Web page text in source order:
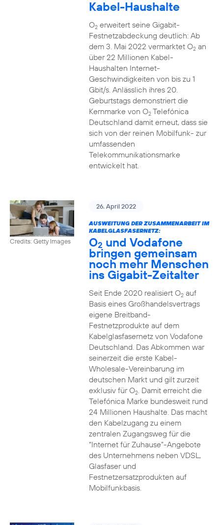
Kabel-Haushalte
O2erweitert seine Gigabit-
Festnetzabdeckung deutlich: Ab
dem 3. Mai 2022 vermarktet O2an
über 22 Millionen Kabel-
Haushalten Internet-
Geschwindigkeiten von bis zu 1
Gbit/s. Anlässlich ihres 20.
Geburtstags demonstriert die
Kernmarke von O2Telefónica
Deutschland damit erneut, dass sie
sich von der reinen Mobilfunk- zur
umfassenden
Telekommunikationsmarke
entwickelt hat.
Credits: Getty Images
26. April 2022
AUSWEITUNG DER ZUSAMMENARBEIT IM
KABELGLASFASERNETZ:
O2 und Vodafone
bringen gemeinsam
noch mehr Menschen
ins Gigabit-Zeitalter
Seit Ende 2020 realisiert O2auf
Basis eines Großhandelsvertrags
eigene Breitband-
Festnetzprodukte auf dem
Kabelglasfasernetz von Vodafone
Deutschland. Das Abkommen war
seinerzeit die erste Kabel-
Wholesale-Vereinbarung im
deutschen Markt und gilt zurzeit
exklusiv für O2. Damit erreicht die
Telefónica Marke bundesweit rund
24 Millionen Haushalte. Das macht
den Kabelzugang zu einem
zentralen Zugangsweg für die
“Internet für Zuhause”-Angebote
des Unternehmens neben VDSL,
Glasfaser und
Festnetzersatzprodukten auf
Mobilfunkbasis.